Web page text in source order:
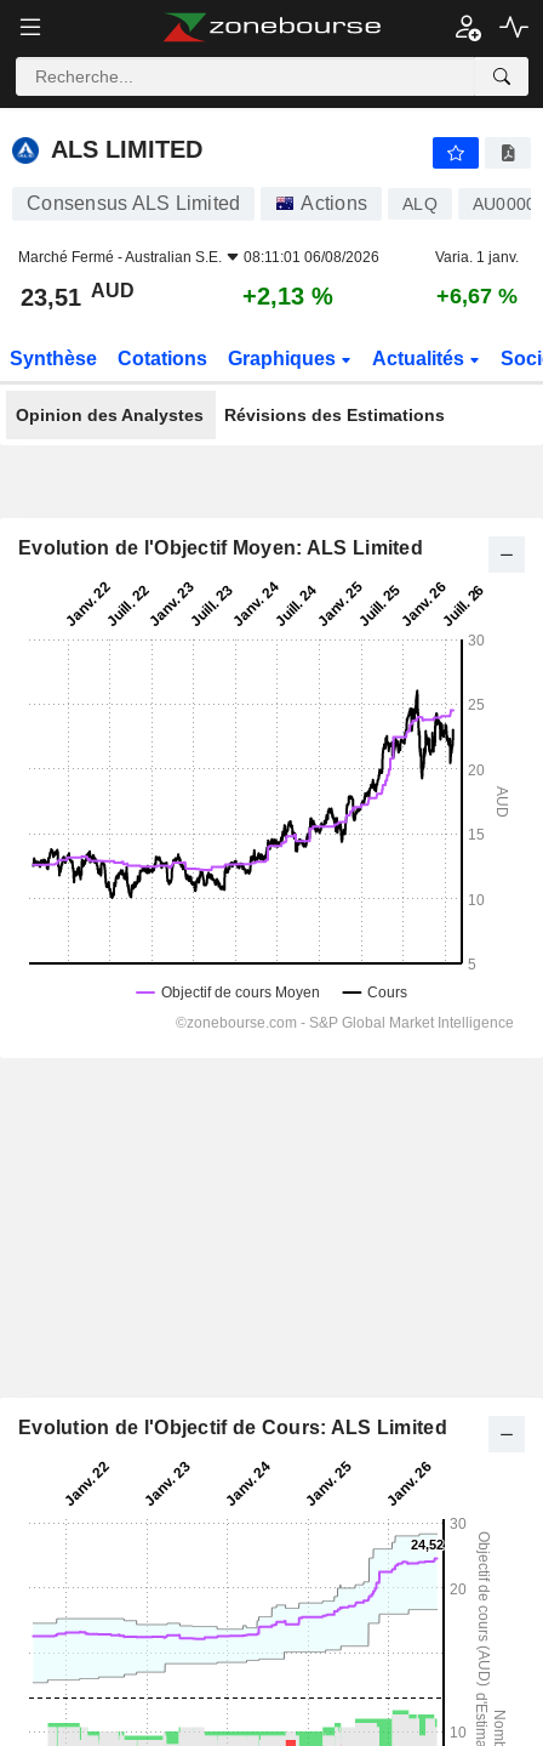
ALS LIMITED
ALS LIMITED
Consensus ALS Limited Actions ALQ
Marché Fermé -Australian S.E. 08:11:01 06/08/2026 Varia. 1 janv.
23,51 AUD +2,13 % +6,67 %
Synthèse Cotations Graphiques Actualités
Opinion des Analystes Révisions des Estimations
Evolution de l'Objectif Moyen: ALS Limited
Evolution de l'Objectif de Cours: ALS Limited